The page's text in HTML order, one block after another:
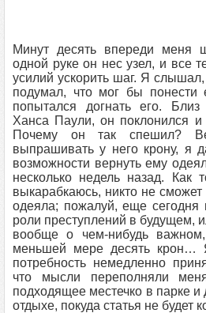
Минут десять впереди меня
одной руке он нес узел, и все
усилий ускорить шаг. Я
подумал, что мог бы понести
попытался догнать его.
Ханса Паули, он поклонился
Почему он так спешил?
выпрашивать у него крону, я
возможности вернуть ему
несколько недель назад. Как
выкарабкаюсь, никто не сможет
одеяла; пожалуй, еще сегодня
роли преступлений в будущем,
вообще о чем-нибудь
меньшей мере десять крон…
потребность немедленно
что мысли переполняли
подходящее местечко в парке
отдыхе, покуда статья не будет